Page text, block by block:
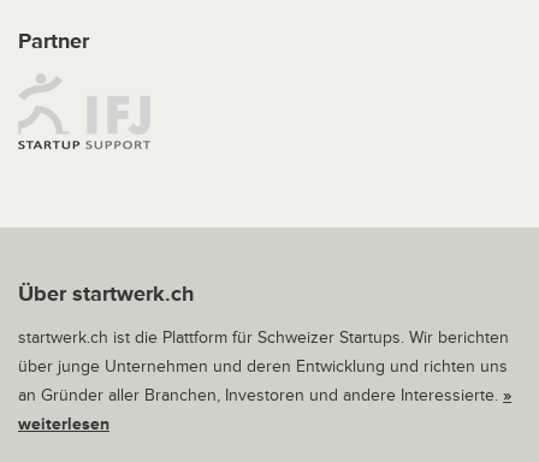
Partner
Über startwerk.ch
startwerk.ch ist die Plattform für Schweizer Startups. Wir berichten
über junge Unternehmen und deren Entwicklung und richten uns
an Gründer aller Branchen, Investoren und andere Interessierte. »
weiterlesen